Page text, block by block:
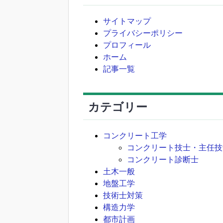
サイトマップ
プライバシーポリシー
プロフィール
ホーム
記事一覧
カテゴリー
コンクリート工学
コンクリート技士・主任
コンクリート診断士
土木一般
地盤工学
技術士対策
構造力学
都市計画